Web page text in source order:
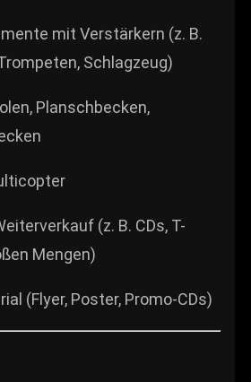
mit Verstärkern (z. B.
Schlagzeug)
Planschbecken,
(z. B. CDs, T-
Mengen)
(Flyer, Poster, Promo-CDs)